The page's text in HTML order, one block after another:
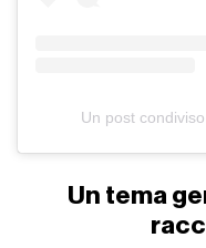
Un post
Un tema